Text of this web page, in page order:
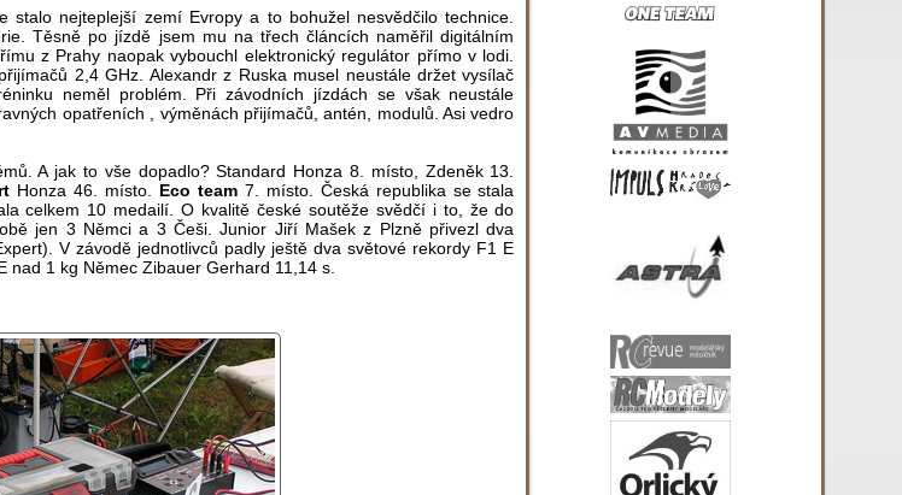
stalo nejteplejší zemí Evropy a to bohužel nesvědčilo technice.
Těsně po jízdě jsem mu na třech článcích naměřil digitálním
z Prahy naopak vybouchl elektronický regulátor přímo v lodi.
2,4 GHz. Alexandr z Ruska musel neustále držet vysílač
neměl problém. Při závodních jízdách se však neustále
opatřeních , výměnách přijímačů, antén, modulů. Asi vedro
A jak to vše dopadlo? Standard Honza 8. místo, Zdeněk 13.
Honza 46. místo. Eco team7. místo. Česká republika se stala
celkem 10 medailí. O kvalitě české soutěže svědčí i to, že do
jen 3 Němci a 3 Češi. Junior Jiří Mašek z Plzně přivezl dva
V závodě jednotlivců padly ještě dva světové rekordy F1 E
1 kg Němec Zibauer Gerhard 11,14 s.